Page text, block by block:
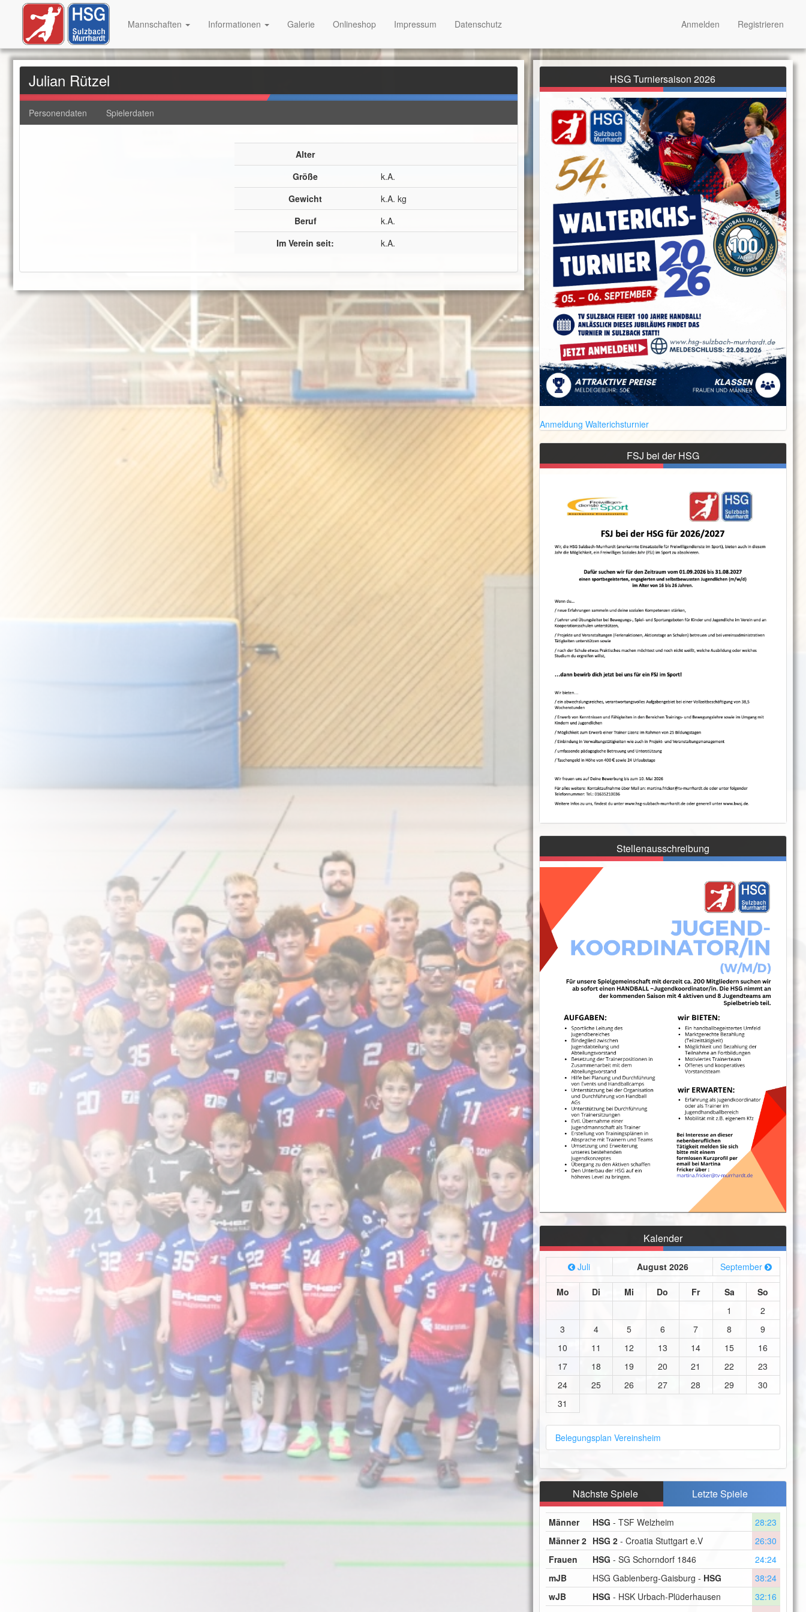
Julian Rützel
Personendaten Spielerdaten
Alter
Größe
k.A.
Gewicht
k.A. kg
Beruf
k.A.
Im Verein seit:
k.A.
HSG Turniersaison 2026
Anmeldung Walterichsturnier
FSJ bei der HSG
Stellenausschreibung
Kalender
Juli August 2026 September
Mo Di Mi Do Fr Sa
So
1
2
3
4 5 6 7 8
9
10
11 12 13 14 15
16
17
18 19 20 21 22
23
24
25 26 27 28 29
30
31
Belegungsplan Vereinsheim
Nächste Spiele Letzte Spiele
Männer HSG - TSF Welzheim
28:23
Männer 2 HSG 2- Croatia Stuttgart e.V
26:30
Frauen
HSG - SG Schorndorf 1846
24:24
mJB
HSG Gablenberg-Gaisburg - HSG
38:24
wJB
HSG - HSK Urbach-Plüderhausen
32:16
Mannschaften Informationen Galerie Onlineshop Impressum Datenschutz Anmelden Registrieren